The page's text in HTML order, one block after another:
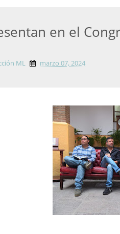
en el
ML marzo 07, 2024